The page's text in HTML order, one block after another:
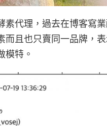
素代理，過去在博客寫
而且也只賣同一品牌，
模特。